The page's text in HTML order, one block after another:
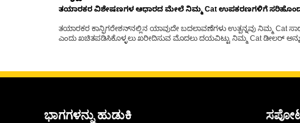
ತಯಾರಕರ ವಿಶೇಷಣಗಳ ಆಧಾರದ ಮೇಲೆ ನಿಮ್ಮ Cat ಉಪಕರಣಗಳಿಗೆ
ತಯಾರಕರ ಕಾನ್ಫಿಗರೇಶನ್‌ನಲ್ಲಿನ ಯಾವುದೇ ಬದಲಾವಣೆಗಳು ಉತ್ಪನ್ನವು ನಿಮ್ಮ Cat
ಎಂದು ಖಚಿತಪಡಿಸಿಕೊಳ್ಳಲು ಖರೀದಿಸುವ ಮೊದಲು ದಯವಿಟ್ಟು ನಿಮ್ಮ Cat ಡೀಲರ್
ಭಾಗಗಳನ್ನು ಹುಡುಕಿ